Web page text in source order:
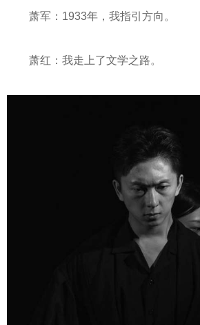
萧军：1933年，我指引方向。
萧红：我走上了文学之路。